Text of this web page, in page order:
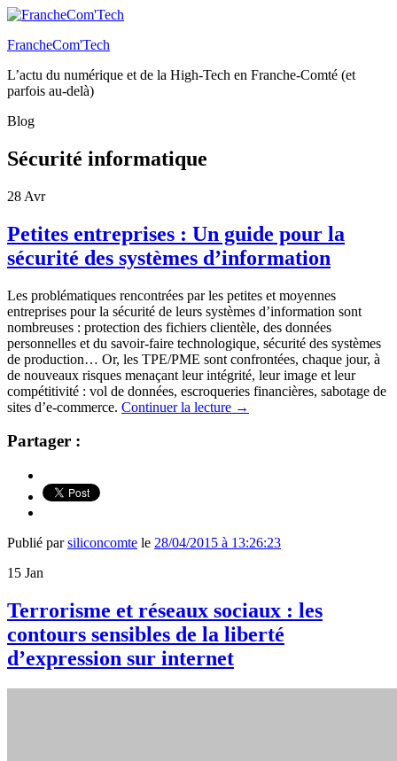
FrancheCom'Tech
L’actu du numérique et de la High-Tech en Franche-Comté (et
parfois au-delà)
Blog
Sécurité informatique
28 Avr
Petites entreprises : Un guide pour la
sécurité des systèmes d’information
Les problématiques rencontrées par les petites et moyennes
entreprises pour la sécurité de leurs systèmes d’information sont
nombreuses : protection des fichiers clientèle, des données
personnelles et du savoir-faire technologique, sécurité des systèmes
de production… Or, les TPE/PME sont confrontées, chaque jour, à
de nouveaux risques menaçant leur intégrité, leur image et leur
compétitivité : vol de données, escroqueries financières, sabotage de
sites d’e-commerce. Continuer la lecture →
Partager :
Publié parsiliconcomte le 28/04/2015 à 13:26:23
15 Jan
Terrorisme et réseaux sociaux : les
contours sensibles de la liberté
d’expression sur internet